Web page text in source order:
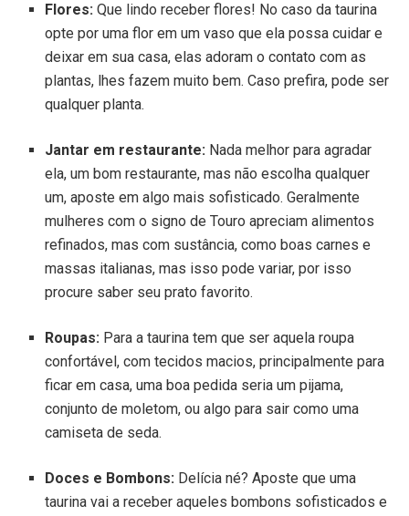
Flores:Que lindo receber flores! No caso da taurina
opte por uma flor em um vaso que ela possa cuidar e
deixar em sua casa, elas adoram o contato com as
plantas, lhes fazem muito bem. Caso prefira, pode ser
qualquer planta.
Jantar em restaurante: Nada melhor para agradar
ela, um bom restaurante, mas não escolha qualquer
um, aposte em algo mais sofisticado. Geralmente
mulheres com o signo de Touro apreciam alimentos
refinados, mas com sustância, como boas carnes e
massas italianas, mas isso pode variar, por isso
procure saber seu prato favorito.
Roupas: Para a taurina tem que ser aquela roupa
confortável, com tecidos macios, principalmente para
ficar em casa, uma boa pedida seria um pijama,
conjunto de moletom, ou algo para sair como uma
camiseta de seda.
Doces e Bombons: Delícia né? Aposte que uma
taurina vai a receber aqueles bombons sofisticados e